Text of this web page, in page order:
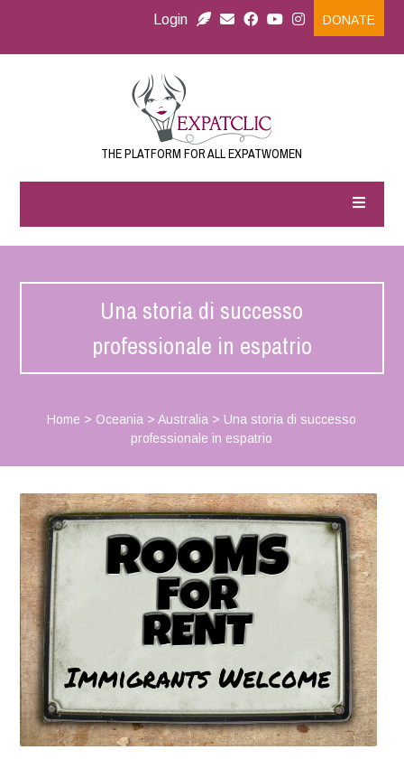
Login DONATE
THE PLATFORM FOR ALL EXPATWOMEN
Una storia di successo
professionale in espatrio
Home > Oceania >Australia >Una storia di successo
professionale in espatrio